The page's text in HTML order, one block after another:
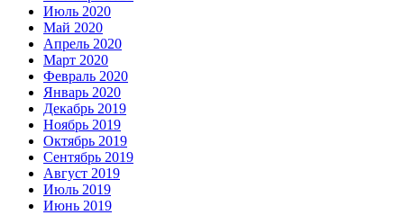
Июль 2020
Май 2020
Апрель 2020
Март 2020
Февраль 2020
Январь 2020
Декабрь 2019
Ноябрь 2019
Октябрь 2019
Сентябрь 2019
Август 2019
Июль 2019
Июнь 2019